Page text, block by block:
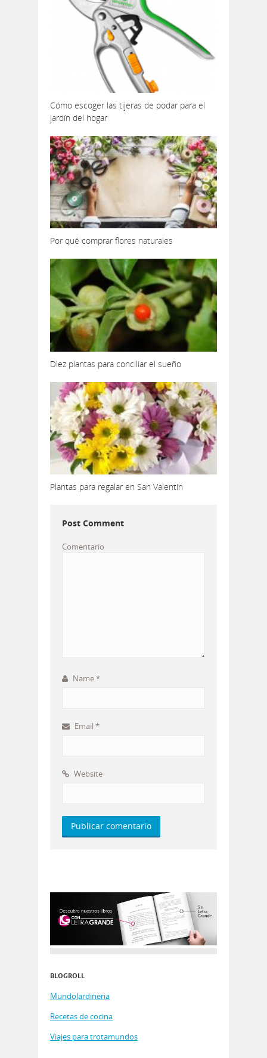
Cómo escoger las tijeras de podar para el
jardín del hogar
Por qué comprar flores naturales
Diez plantas para conciliar el sueño
Plantas para regalar en San Valentín
Post Comment
Comentario
Name*
Email *
Website
BLOGROLL
MundoJardineria
Recetas de cocina
Viajes para trotamundos